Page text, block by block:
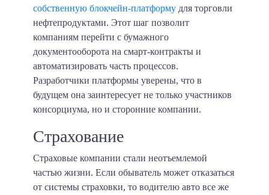
собственную блокчейн-платформу для торговли
нефтепродуктами. Этот шаг позволит
компаниям перейти с бумажного
документооборота на смарт-контракты и
автоматизировать часть процессов.
Разработчики платформы уверены, что в
будущем она заинтересует не только участников
консорциума, но и сторонние компании.
Страхование
Страховые компании стали неотъемлемой
частью жизни. Если обыватель может отказаться
от системы страховки, то водителю авто все же